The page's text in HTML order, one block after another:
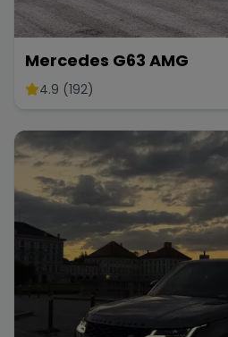
Mercedes G63 AMG
4.9 (192)